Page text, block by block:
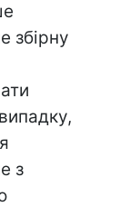
збірну
з